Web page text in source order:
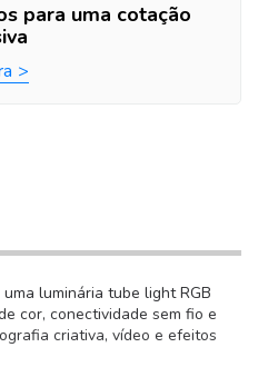
para uma cotação
luminária tube light RGB
cor, conectividade sem fio e
criativa, vídeo e efeitos